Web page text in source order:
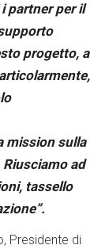
partner per il
progetto, a
mission sulla
ad
tassello
Presidente di